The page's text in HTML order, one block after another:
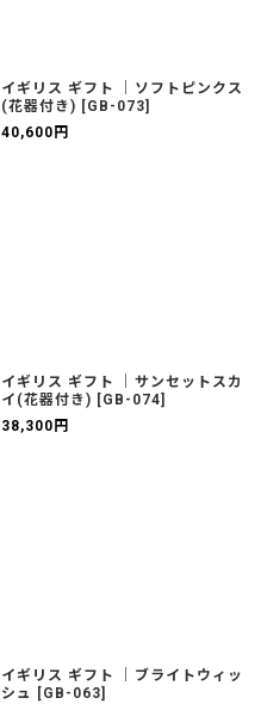
イギリス ギフト ｜ソフトピンクス
(花器付き) [GB-073]
40,600 円
イギリス ギフト ｜サンセットスカ
イ(花器付き) [GB-074]
38,300 円
イギリス ギフト ｜ブライトウィッ
シュ
[GB-063]